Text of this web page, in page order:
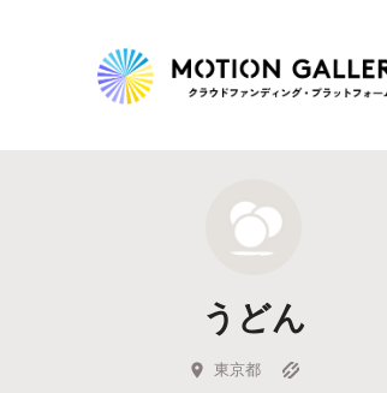
新着プロジェクト
Feature
キュレーターから探す
うどん
東京都